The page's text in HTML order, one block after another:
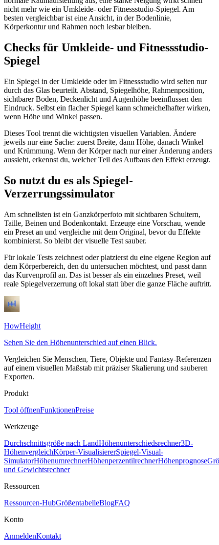
nicht mehr wie ein Umkleide- oder Fitnessstudio-Spiegel. Am
besten vergleichbar ist eine Ansicht, in der Bodenlinie,
Körperkontur und Rahmen noch lesbar bleiben.
Checks für Umkleide- und Fitnessstudio-
Spiegel
Ein Spiegel in der Umkleide oder im Fitnessstudio wird selten nur
durch das Glas beurteilt. Abstand, Spiegelhöhe, Rahmenposition,
sichtbarer Boden, Deckenlicht und Augenhöhe beeinflussen den
Eindruck. Selbst ein flacher Spiegel kann schmeichelhafter wirken,
wenn Höhe und Winkel passen.
Dieses Tool trennt die wichtigsten visuellen Variablen. Ändere
jeweils nur eine Sache: zuerst Breite, dann Höhe, danach Winkel
und Krümmung. Wenn der Körper nach nur einer Änderung anders
aussieht, erkennst du, welcher Teil des Aufbaus den Effekt erzeugt.
So nutzt du es als Spiegel-
Verzerrungssimulator
Am schnellsten ist ein Ganzkörperfoto mit sichtbaren Schultern,
Taille, Beinen und Bodenkontakt. Erzeuge eine Vorschau, wende
ein Preset an und vergleiche mit dem Original, bevor du Effekte
kombinierst. So bleibt der visuelle Test sauber.
Für lokale Tests zeichnest oder platzierst du eine eigene Region auf
dem Körperbereich, den du untersuchen möchtest, und passt dann
das Kurvenprofil an. Das ist besser als ein einzelnes Preset, weil
reale Spiegelverzerrung oft lokal statt über die ganze Fläche auftritt.
HowHeight
Sehen Sie den Höhenunterschied auf einen Blick.
Vergleichen Sie Menschen, Tiere, Objekte und Fantasy-Referenzen
auf einem visuellen Maßstab mit präziser Skalierung und sauberen
Exporten.
Produkt
Tool öffnenFunktionenPreise
Werkzeuge
Durchschnittsgröße nach LandHöhenunterschiedsrechner3D-
HöhenvergleichKörper-VisualisiererSpiegel-Visual-
SimulatorHöhenumrechnerHöhenperzentilrechnerHöhenprognose
und Gewichtsrechner
Ressourcen
Ressourcen-HubGrößentabelleBlogFAQ
Konto
AnmeldenKontakt